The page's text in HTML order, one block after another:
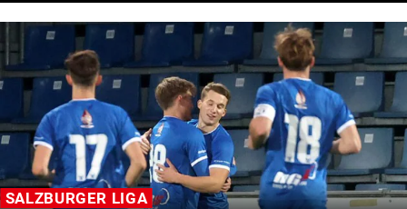
SALZBURGER LIGA